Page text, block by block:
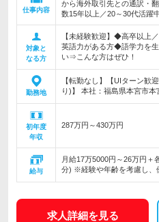
仕事内容
から海外取引先との通訳・
数15年以上／20～30代活躍
対象と
なる方
【未経験歓迎】◆高卒以上
英語力がある方◆語学力を
い⇒こんな方はぜひ！
勤務地
【転勤なし】【UIターン歓
り)】 本社：福島県本宮市本
初年度
年収
287万円～430万円
給与
月給17万5000円～26万円＋
分) ※経験や年齢を考慮し、
求人詳細を見る